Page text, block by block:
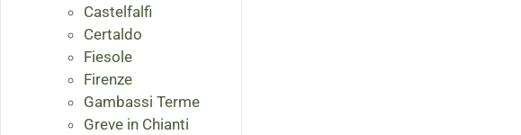
Castelfalfi
Certaldo
Fiesole
Firenze
Gambassi Terme
Greve in Chianti